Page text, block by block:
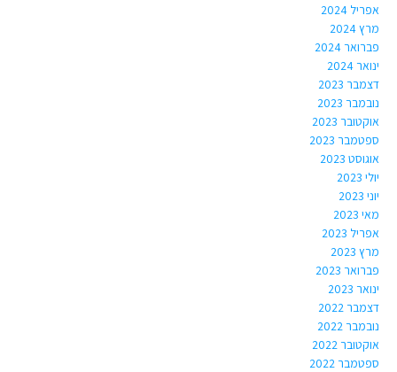
אפריל 2024
מרץ 2024
פברואר 2024
ינואר 2024
דצמבר 2023
נובמבר 2023
אוקטובר 2023
ספטמבר 2023
אוגוסט 2023
יולי 2023
יוני 2023
מאי 2023
אפריל 2023
מרץ 2023
פברואר 2023
ינואר 2023
דצמבר 2022
נובמבר 2022
אוקטובר 2022
ספטמבר 2022